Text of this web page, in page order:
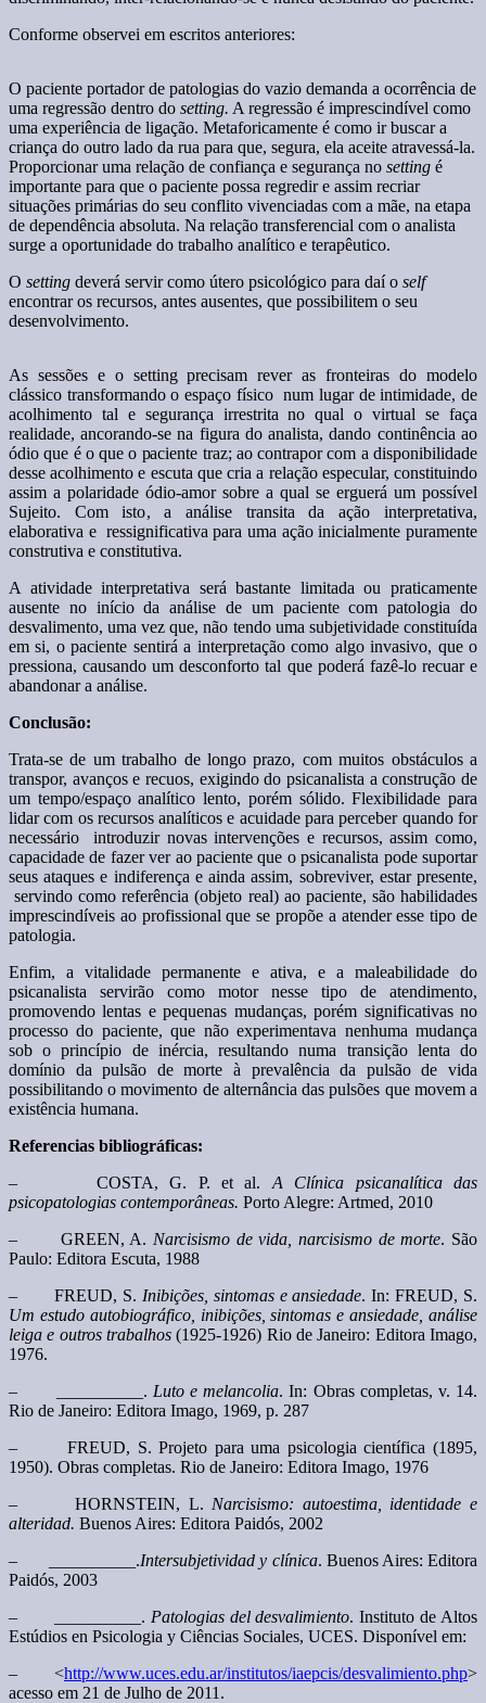
Conforme observei em escritos anteriores:
O paciente portador de patologias do vazio demanda a ocorrência de
uma regressão dentro do setting. A regressão é imprescindível como
uma experiência de ligação. Metaforicamente é como ir buscar a
criança do outro lado da rua para que, segura, ela aceite atravessá-la.
Proporcionar uma relação de confiança e segurança no setting é
importante para que o paciente possa regredir e assim recriar
situações primárias do seu conflito vivenciadas com a mãe, na etapa
de dependência absoluta. Na relação transferencial com o analista
surge a oportunidade do trabalho analítico e terapêutico.
O setting deverá servir como útero psicológico para daí o self
encontrar os recursos, antes ausentes, que possibilitem o seu
desenvolvimento.
As sessões e o setting precisam rever as fronteiras do modelo
clássico transformando o espaço físico num lugar de intimidade, de
acolhimento tal e segurança irrestrita no qual o virtual se faça
realidade, ancorando-se na figura do analista, dando continência ao
ódio que é o que o paciente traz; ao contrapor com a disponibilidade
desse acolhimento e escuta que cria a relação especular, constituindo
assim a polaridade ódio-amor sobre a qual se erguerá um possível
Sujeito. Com isto, a análise transita da ação interpretativa,
elaborativa e ressignificativa para uma ação inicialmente puramente
construtiva e constitutiva.
A atividade interpretativa será bastante limitada ou praticamente
ausente no início da análise de um paciente com patologia do
desvalimento, uma vez que, não tendo uma subjetividade constituída
em si, o paciente sentirá a interpretação como algo invasivo, que o
pressiona, causando um desconforto tal que poderá fazê-lo recuar e
abandonar a análise.
Conclusão:
Trata-se de um trabalho de longo prazo, com muitos obstáculos a
transpor, avanços e recuos, exigindo do psicanalista a construção de
um tempo/espaço analítico lento, porém sólido. Flexibilidade para
lidar com os recursos analíticos e acuidade para perceber quando for
necessário introduzir novas intervenções e recursos, assim como,
capacidade de fazer ver ao paciente que o psicanalista pode suportar
seus ataques e indiferença e ainda assim, sobreviver, estar presente,
servindo como referência (objeto real) ao paciente, são habilidades
imprescindíveis ao profissional que se propõe a atender esse tipo de
patologia.
Enfim, a vitalidade permanente e ativa, e a maleabilidade do
psicanalista servirão como motor nesse tipo de atendimento,
promovendo lentas e pequenas mudanças, porém significativas no
processo do paciente, que não experimentava nenhuma mudança
sob o princípio de inércia, resultando numa transição lenta do
domínio da pulsão de morte à prevalência da pulsão de vida
possibilitando o movimento de alternância das pulsões que movem a
existência humana.
Referencias bibliográficas:
– COSTA, G. P. et al. A Clínica psicanalítica das
psicopatologias contemporâneas. Porto Alegre: Artmed, 2010
– GREEN, A. Narcisismo de vida, narcisismo de morte. São
Paulo: Editora Escuta, 1988
– FREUD, S. Inibições, sintomas e ansiedade. In: FREUD, S.
Um estudo autobiográfico, inibições, sintomas e ansiedade, análise
leiga e outros trabalhos (1925-1926) Rio de Janeiro: Editora Imago,
1976.
– __________. Luto e melancolia. In: Obras completas, v. 14.
Rio de Janeiro: Editora Imago, 1969, p. 287
– FREUD, S. Projeto para uma psicologia científica (1895,
1950). Obras completas. Rio de Janeiro: Editora Imago, 1976
– HORNSTEIN, L. Narcisismo: autoestima, identidade e
alteridad. Buenos Aires: Editora Paidós, 2002
– __________.Intersubjetividad y clínica. Buenos Aires: Editora
Paidós, 2003
– __________. Patologias del desvalimiento. Instituto de Altos
Estúdios en Psicologia y Ciências Sociales, UCES. Disponível em:
– <http://www.uces.edu.ar/institutos/iaepcis/desvalimiento.php>
acesso em 21 de Julho de 2011.